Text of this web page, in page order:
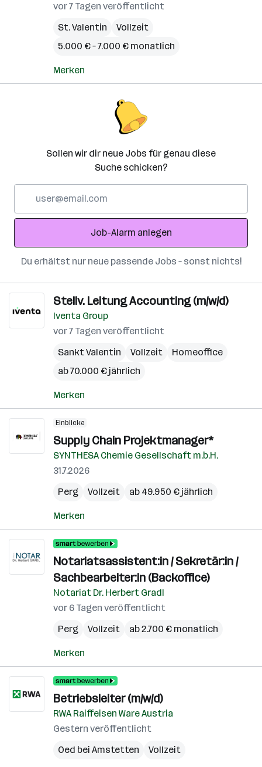
vor 7 Tagen veröffentlicht
St. Valentin
Vollzeit
5.000 € – 7.000 € monatlich
Merken
Sollen wir dir neue Jobs für genau diese
Suche schicken?
Adresse
Job-Alarm anlegen
Du erhältst nur neue passende Jobs – sonst nichts!
Stellv. Leitung Accounting (m/w/d)
Iventa Group
vor 7 Tagen veröffentlicht
Sankt Valentin
Vollzeit
Homeoffice
ab 70.000 € jährlich
Merken
Einblicke
Supply Chain Projektmanager*
SYNTHESA Chemie Gesellschaft m.b.H.
31.7.2026
Perg
Vollzeit ab 49.950 € jährlich
Merken
Notariatsassistent:in / Sekretär:in /
Sachbearbeiter:in (Backoffice)
Notariat Dr. Herbert Gradl
vor 6 Tagen veröffentlicht
Perg
Vollzeit ab 2.700 € monatlich
Merken
Betriebsleiter (m/w/d)
RWA Raiffeisen Ware Austria
Gestern veröffentlicht
Oed bei Amstetten
Vollzeit